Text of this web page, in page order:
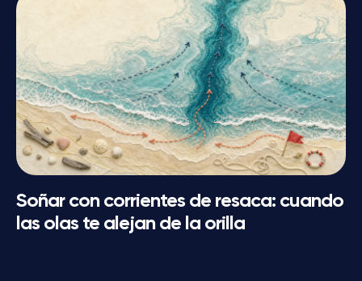
Soñar con corrientes de resaca: cuando
las olas te alejan de la orilla